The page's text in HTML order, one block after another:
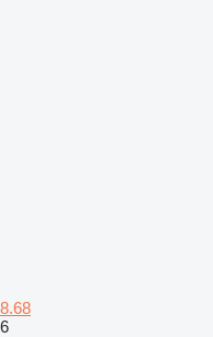
8.68
6